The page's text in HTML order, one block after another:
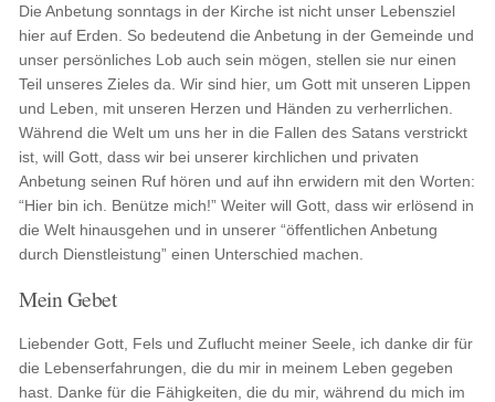
Die Anbetung sonntags in der Kirche ist nicht unser Lebensziel
hier auf Erden. So bedeutend die Anbetung in der Gemeinde und
unser persönliches Lob auch sein mögen, stellen sie nur einen
Teil unseres Zieles da. Wir sind hier, um Gott mit unseren Lippen
und Leben, mit unseren Herzen und Händen zu verherrlichen.
Während die Welt um uns her in die Fallen des Satans verstrickt
ist, will Gott, dass wir bei unserer kirchlichen und privaten
Anbetung seinen Ruf hören und auf ihn erwidern mit den Worten:
“Hier bin ich. Benütze mich!” Weiter will Gott, dass wir erlösend in
die Welt hinausgehen und in unserer “öffentlichen Anbetung
durch Dienstleistung” einen Unterschied machen.
Mein Gebet
Liebender Gott, Fels und Zuflucht meiner Seele, ich danke dir für
die Lebenserfahrungen, die du mir in meinem Leben gegeben
hast. Danke für die Fähigkeiten, die du mir, während du mich im